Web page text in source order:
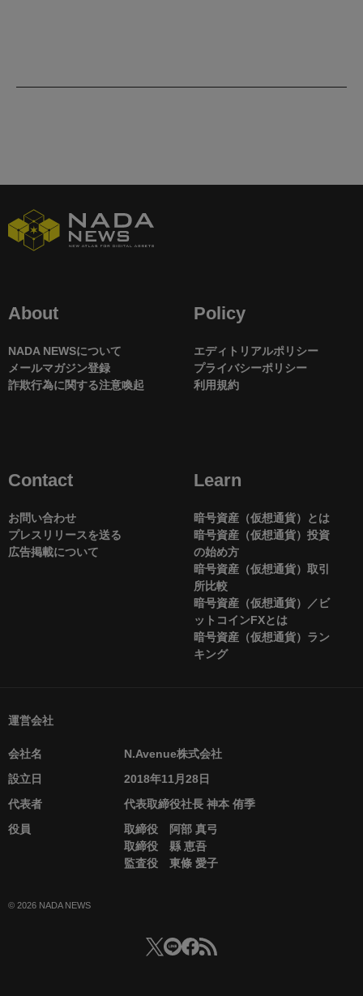
About
NADA NEWSについて
メールマガジン登録
詐欺行為に関する注意喚起
Policy
エディトリアルポリシー
プライバシーポリシー
利用規約
Contact
お問い合わせ
プレスリリースを送る
広告掲載について
Learn
暗号資産（仮想通貨）とは
暗号資産（仮想通貨）投資
の始め方
暗号資産（仮想通貨）取引
所比較
暗号資産（仮想通貨）／ビ
ットコインFXとは
暗号資産（仮想通貨）ラン
キング
運営会社
会社名
N.Avenue株式会社
設立日
2018年11月28日
代表者
代表取締役社長 神本 侑季
役員
取締役 阿部 真弓
取締役 縣 恵吾
監査役 東條 愛子
© 2026 NADA NEWS